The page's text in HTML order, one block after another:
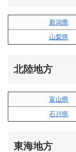
新潟県
山梨県
北陸地方
富山県
石川県
東海地方